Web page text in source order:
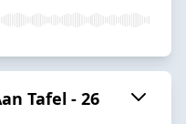
Tafel - 26